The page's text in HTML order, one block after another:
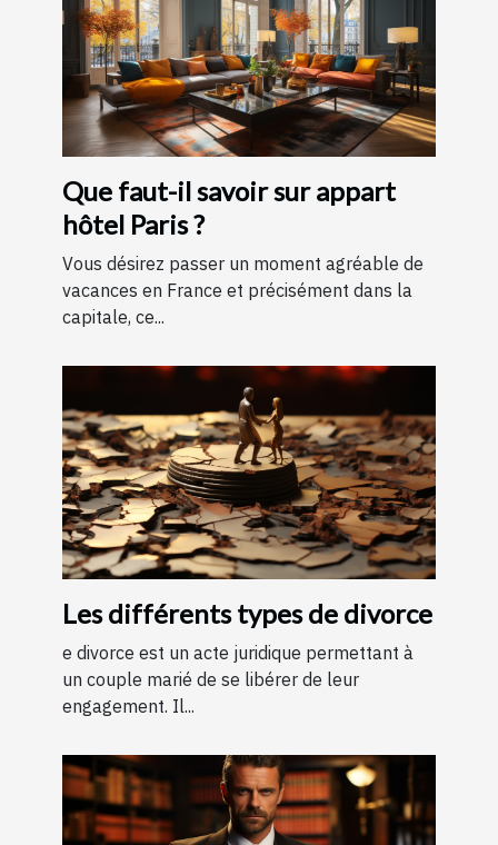
Que faut-il savoir sur appart
hôtel Paris ?
Vous désirez passer un moment agréable de
vacances en France et précisément dans la
capitale, ce...
Les différents types de divorce
e divorce est un acte juridique permettant à
un couple marié de se libérer de leur
engagement. Il...